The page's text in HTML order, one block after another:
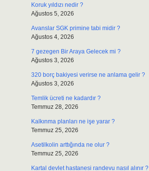
Koruk yıldızı nedir ?
Ağustos 5, 2026
Avanslar SGK primine tabi midir ?
Ağustos 4, 2026
7 gezegen Bir Araya Gelecek mi ?
Ağustos 3, 2026
320 borç bakiyesi verirse ne anlama gelir ?
Ağustos 3, 2026
Temlik ücreti ne kadardır ?
Temmuz 28, 2026
Kalkınma planları ne işe yarar ?
Temmuz 25, 2026
Asetilkolin arttığında ne olur ?
Temmuz 25, 2026
Kartal devlet hastanesi randevu nasıl alınır ?